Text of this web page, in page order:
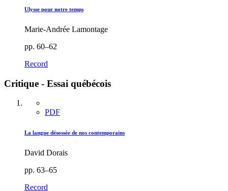
Ulysse pour notre temps
Marie-Andrée Lamontage
pp. 60–62
Record
Critique - Essai québécois
PDF
La langue désossée de nos contemporains
David Dorais
pp. 63–65
Record